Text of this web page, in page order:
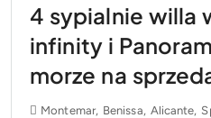
4 sypialnie willa
infinity i
morze na
Montemar, Benissa, Alicante,